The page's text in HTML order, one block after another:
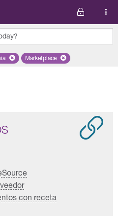
selected state 'West Virginia'
Remove selected plan
Marketplace
con receta